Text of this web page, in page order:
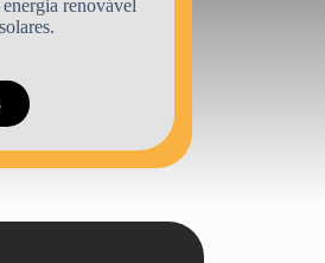
renovável